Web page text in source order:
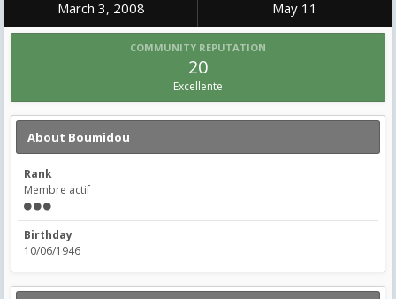
March 3, 2008 May 11
COMMUNITY REPUTATION
20
Excellente
About Boumidou
Rank
Membre actif
Birthday
10/06/1946